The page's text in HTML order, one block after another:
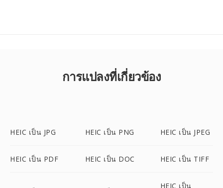
การแปลงที่เกี่ยวข้อง
HEIC เป็น JPG HEIC เป็น PNG HEIC เป็น JPEG
HEIC เป็น PDF HEIC เป็น DOC HEIC เป็น TIFF
HEIC เป็น